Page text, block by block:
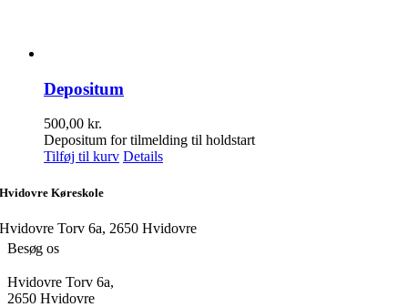
Depositum
500,00 kr.
Depositum for tilmelding til holdstart
Tilføj til kurv Details
Hvidovre Køreskole
Hvidovre Torv 6a, 2650 Hvidovre
Besøg os
Hvidovre Torv 6a,
2650 Hvidovre